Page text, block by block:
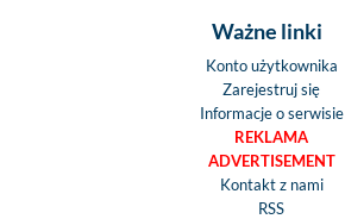
Ważne linki
Konto użytkownika
Zarejestruj się
Informacje o serwisie
REKLAMA
ADVERTISEMENT
Kontakt z nami
RSS